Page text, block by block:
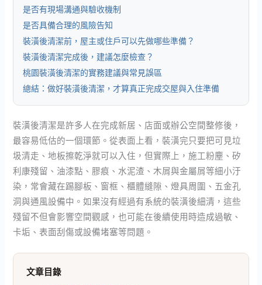
是否有現場溝通與驗收機制
是否具備合理的風險告知
裝潢後清潔前，屋主或住戶可以先做哪些準備？
裝潢後清潔完成後，建議怎麼檢查？
桃園裝潢後清潔的實務建議與常見誤區
總結：做好裝潢後清潔，才算真正完成交屋與入住準備
裝潢後清潔是許多人在完成新居、店面或辦公空間整修後，
最容易低估的一個環節。從表面上看，裝潢完只要把可見垃
圾清走、地板擦乾淨就可以入住，但實際上，施工粉塵、矽
利康殘留、油漆點、膠痕、水泥渣、木屑與金屬屑等細小汙
染，常會藏在踢腳板、窗框、櫃體縫隙、燈具周圍、五金孔
洞與通風設備中。如果沒有經過有系統的裝潢後細清，這些
殘留不但會影響空間觀感，也可能在後續使用時造成過敏、
卡垢、表面刮傷或設備堵塞等問題。
文章目錄